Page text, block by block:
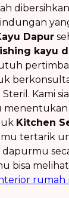
Dapur
kayu
Kami
menentukan
Kitchen
tertarik
bisa melihat
rumah